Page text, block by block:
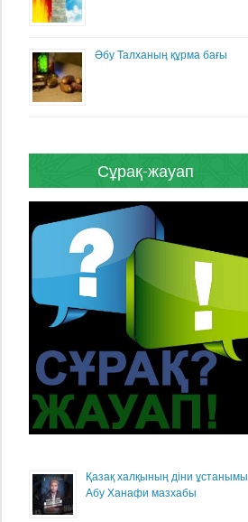
Әбу Талханың құрма бағы
Сұрақ-жауап
Қазақ халқының діни ұстанымы
Абу Ханафи мазхабы